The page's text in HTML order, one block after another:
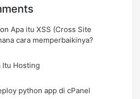
on Apa itu XSS (Cross Site
cara memperbaikinya?
Itu Hosting
python app di cPanel